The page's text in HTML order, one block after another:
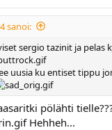
sanoi:
sergio tazinit ja pelas
uusia ku entiset tippu
pölähti
Hehheh...